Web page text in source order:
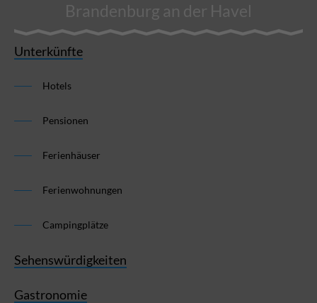
Brandenburg an der Havel
Unterkünfte
Hotels
Pensionen
Ferienhäuser
Ferienwohnungen
Campingplätze
Sehenswürdigkeiten
Gastronomie